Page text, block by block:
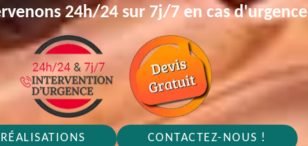
24h/24 sur 7j/7 en cas d'urgence
CONTACTEZ-NOUS !